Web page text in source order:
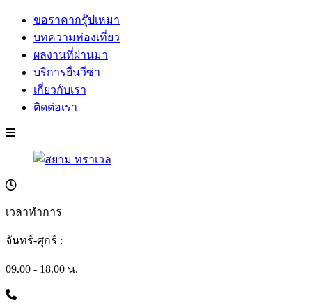
ขอราคากรุ๊ปเหมา
บทความท่องเที่ยว
ผลงานที่ผ่านมา
บริการยื่นวีซ่า
เกี่ยวกับเรา
ติดต่อเรา
เวลาทำการ
จันทร์-ศุกร์ :
09.00 - 18.00 น.